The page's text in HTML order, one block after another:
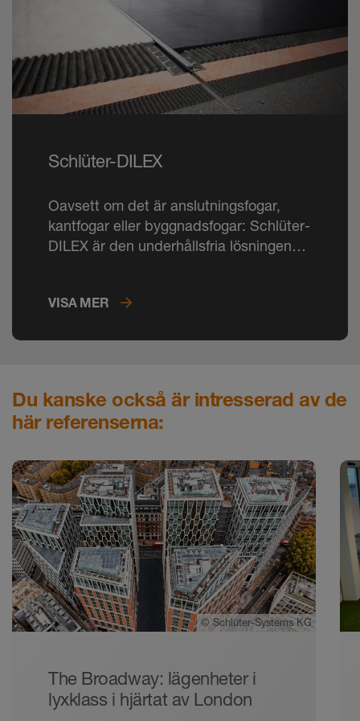
Schlüter-DILEX
Oavsett om det är anslutningsfogar,
kantfogar eller byggnadsfogar: Schlüter-
DILEX är den underhållsfria lösningen
VISA MER
Du kanske också är intresserad av de
här referenserna:
© Schlüter-Systems KG
The Broadway: lägenheter i
lyxklass i hjärtat av London